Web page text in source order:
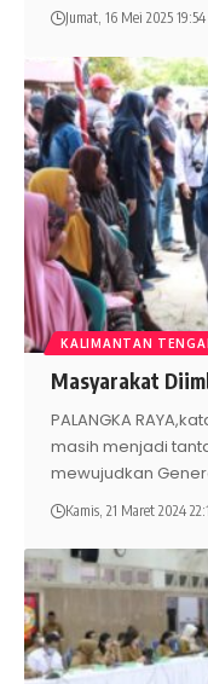
Jumat, 16 Mei 2025 19:54
KALIMANTAN
Masyarakat
PALANGKA
masih menjadi
mewujudkan
Kamis, 21 Maret 2024